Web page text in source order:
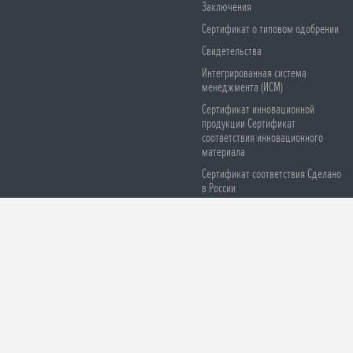
Заключения
Сертификат о типовом одобрении
Свидетельства
Интегрированная система
менеджмента (ИСМ)
Сертификат инновационной
продукции Сертификат
соответствия инновационного
материала
Сертификат соответствия Сделано
в России